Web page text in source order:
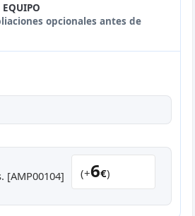
EQUIPO
opcionales antes de
[AMP00104] (+6€)